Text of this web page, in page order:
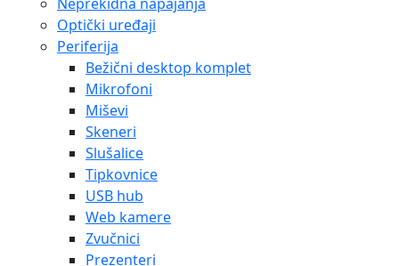
Optički uređaji
Periferija
Bežični desktop komplet
Mikrofoni
Miševi
Skeneri
Slušalice
Tipkovnice
USB hub
Web kamere
Zvučnici
Prezenteri